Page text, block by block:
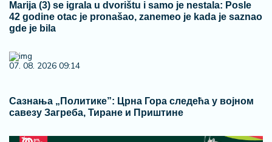
Marija (3) se igrala u dvorištu i samo je nestala: Posle
42 godine otac je pronašao, zanemeo je kada je saznao
gde je bila
07. 08. 2026 09:14
Сазнања „Политике”: Црна Гора следећа у војном
савезу Загреба, Тиране и Приштине